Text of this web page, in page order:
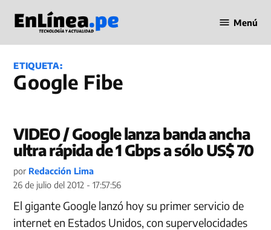
contenido
en Línea
Menú
ETIQUETA:
Google Fibe
VIDEO / Google lanza banda ancha
ultra rápida de 1 Gbps a sólo US$ 70
por Redacción Lima
26 de julio del 2012 - 17:57:56
El gigante Google lanzó hoy su primer servicio de
internet en Estados Unidos, con supervelocidades